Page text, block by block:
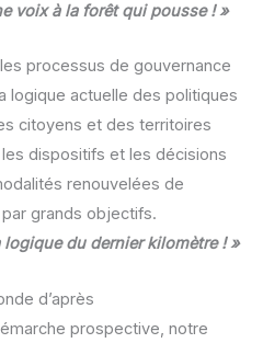
voix à la forêt qui pousse ! »
processus de gouvernance
logique actuelle des politiques
citoyens et des territoires
dispositifs et les décisions
renouvelées de
grands objectifs.
logique du dernier kilomètre ! »
d’après
prospective, notre